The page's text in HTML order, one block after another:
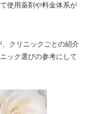
使用薬剤や料金体系が
クリニックごとの紹介
ック選びの参考にして